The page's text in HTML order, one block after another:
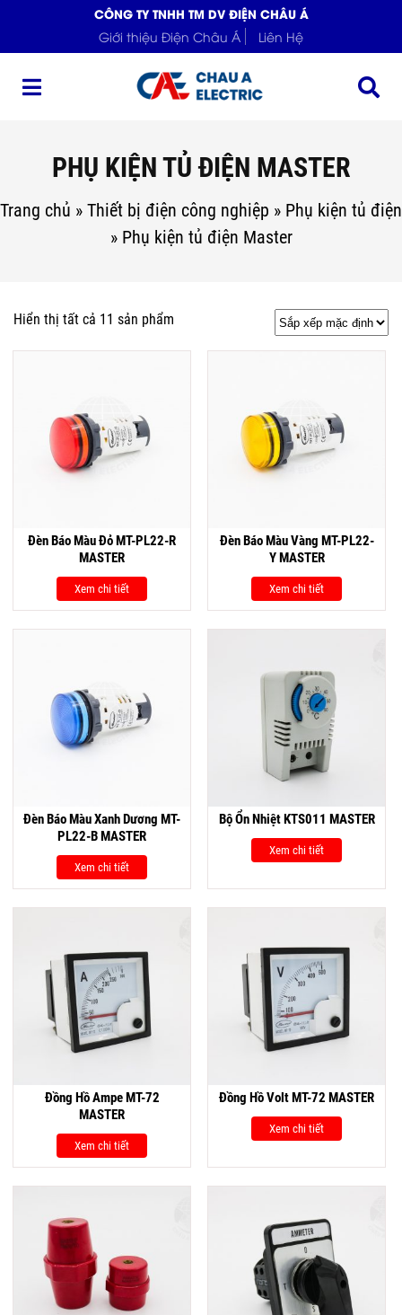
CÔNG TY TNHH TM DV ĐIỆN CHÂU Á
Giới thiệu Điện Châu Á
Liên Hệ
PHỤ KIỆN TỦ ĐIỆN MASTER
Trang chủ » Thiết bị điện công nghiệp » Phụ kiện tủ điện
» Phụ kiện tủ điện Master
Hiển thị tất cả 11 sản phẩm
Đèn Báo Màu Đỏ MT-PL22-R
MASTER
Xem chi tiết
Đèn Báo Màu Vàng MT-PL22-
Y MASTER
Xem chi tiết
Đèn Báo Màu Xanh Dương MT-
PL22-B MASTER
Xem chi tiết
Bộ Ổn Nhiệt KTS011 MASTER
Xem chi tiết
Đồng Hồ Ampe MT-72
MASTER
Xem chi tiết
Đồng Hồ Volt MT-72 MASTER
Xem chi tiết